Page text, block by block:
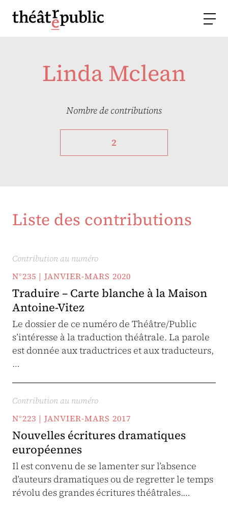
Linda Mclean
Nombre de contributions
2
Liste des contributions
Contribution au numéro
N°235 | JANVIER-MARS 2020
Traduire – Carte blanche à la Maison
Antoine-Vitez
Le dossier de ce numéro de Théâtre/Public
s’intéresse à la traduction théâtrale. La parole
est donnée aux traductrices et aux traducteurs,
…
Contribution au numéro
N°223 | JANVIER-MARS 2017
Nouvelles écritures dramatiques
européennes
Il est convenu de se lamenter sur l’absence
d’auteurs dramatiques ou de regretter le temps
révolu des grandes écritures théâtrales.…